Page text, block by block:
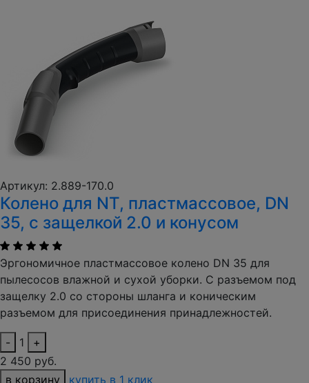
Артикул: 2.889-170.0
Колено для NT, пластмассовое, DN
35, с защелкой 2.0 и конусом
Эргономичное пластмассовое колено DN 35 для
пылесосов влажной и сухой уборки. С разъемом под
защелку 2.0 со стороны шланга и коническим
разъемом для присоединения принадлежностей.
- 1
+
2 450 руб.
в корзину
купить в 1 клик